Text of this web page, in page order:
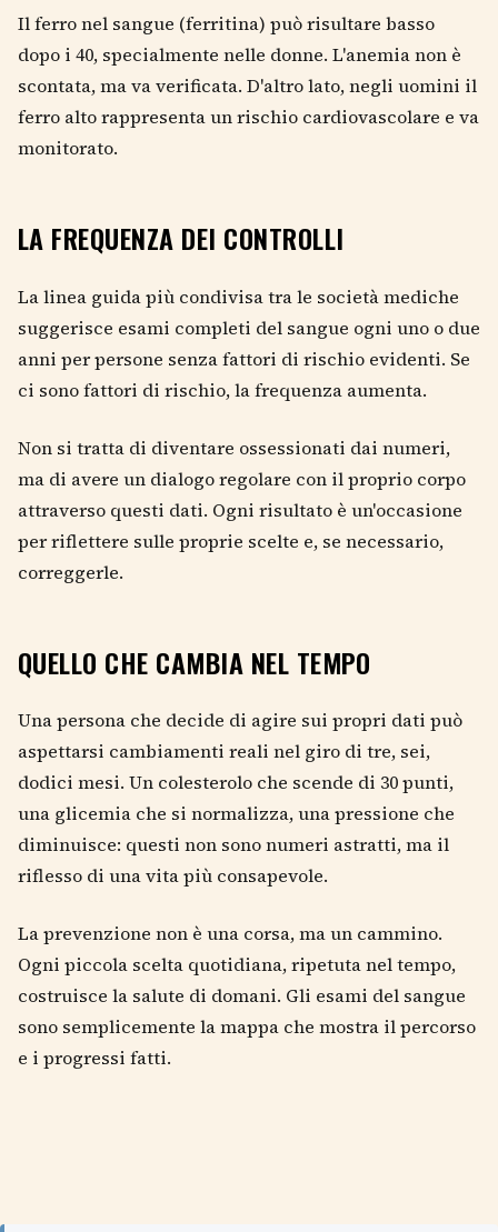
Il ferro nel sangue (ferritina) può risultare basso
dopo i 40, specialmente nelle donne. L'anemia non è
scontata, ma va verificata. D'altro lato, negli uomini il
ferro alto rappresenta un rischio cardiovascolare e va
monitorato.
LA FREQUENZA DEI CONTROLLI
La linea guida più condivisa tra le società mediche
suggerisce esami completi del sangue ogni uno o due
anni per persone senza fattori di rischio evidenti. Se
ci sono fattori di rischio, la frequenza aumenta.
Non si tratta di diventare ossessionati dai numeri,
ma di avere un dialogo regolare con il proprio corpo
attraverso questi dati. Ogni risultato è un'occasione
per riflettere sulle proprie scelte e, se necessario,
correggerle.
QUELLO CHE CAMBIA NEL TEMPO
Una persona che decide di agire sui propri dati può
aspettarsi cambiamenti reali nel giro di tre, sei,
dodici mesi. Un colesterolo che scende di 30 punti,
una glicemia che si normalizza, una pressione che
diminuisce: questi non sono numeri astratti, ma il
riflesso di una vita più consapevole.
La prevenzione non è una corsa, ma un cammino.
Ogni piccola scelta quotidiana, ripetuta nel tempo,
costruisce la salute di domani. Gli esami del sangue
sono semplicemente la mappa che mostra il percorso
e i progressi fatti.